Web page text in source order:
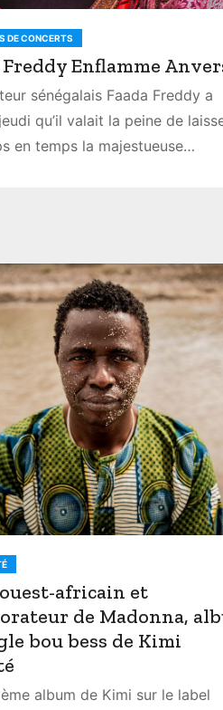
DE CONCERTS
Freddy Enflamme
sénégalais Faada Freddy a
qu’il valait la peine de
en temps la majestueuse…
africain et
de Madonna,
bou bess de Kimi
album de Kimi sur le label